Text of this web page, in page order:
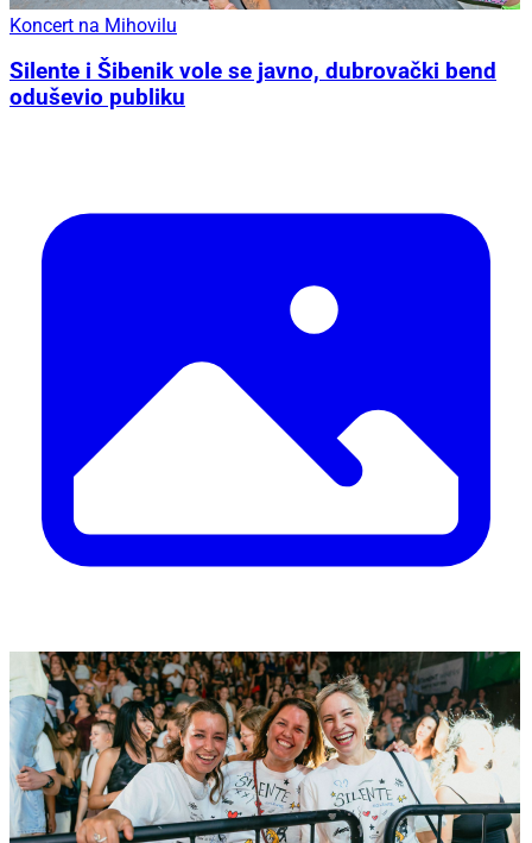
Koncert na Mihovilu
Silente i Šibenik vole se javno, dubrovački bend
oduševio publiku